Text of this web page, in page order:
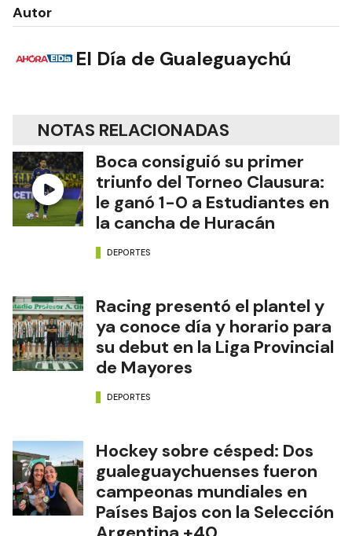
Autor
El Día de Gualeguaychú
NOTAS RELACIONADAS
Boca consiguió su primer
triunfo del Torneo Clausura:
le ganó 1-0 a Estudiantes en
la cancha de Huracán
DEPORTES
Racing presentó el plantel y
ya conoce día y horario para
su debut en la Liga Provincial
de Mayores
DEPORTES
Hockey sobre césped: Dos
gualeguaychuenses fueron
campeonas mundiales en
Países Bajos con la Selección